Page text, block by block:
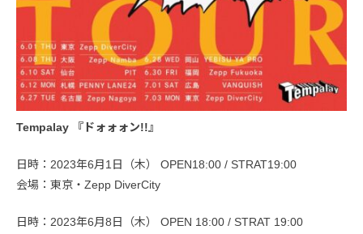
Tempalay 『ドォォォン!!』
日時：2023年6月1日（木） OPEN18:00 / STRAT19:00
会場：東京・Zepp DiverCity
日時：2023年6月8日（木） OPEN 18:00 / STRAT 19:00